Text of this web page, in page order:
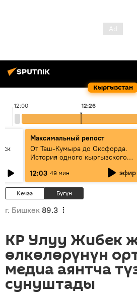
Кыргызстан
12:00 12:26
Максимальный репост
От Таш-Кумыра до Оксфорда.
История одного кыргызского
12:03 49 мин эфир
Кечээ Бүгүн
г. Бишкек 89.3
КР Улуу Жибек
өлкөлөрүнүн
медиа аянтча
сунуштады